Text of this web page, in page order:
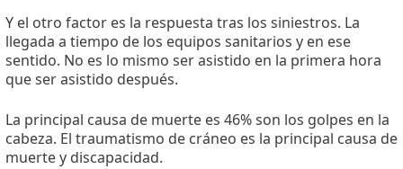
Y el otro factor es la respuesta tras los siniestros. La
llegada a tiempo de los equipos sanitarios y en ese
sentido. No es lo mismo ser asistido en la primera hora
que ser asistido después.
La principal causa de muerte es 46% son los golpes en la
cabeza. El traumatismo de cráneo es la principal causa de
muerte y discapacidad.